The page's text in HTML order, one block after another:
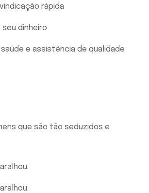
rápida
seu dinheiro
e assistência de qualidade
que são tão seduzidos e